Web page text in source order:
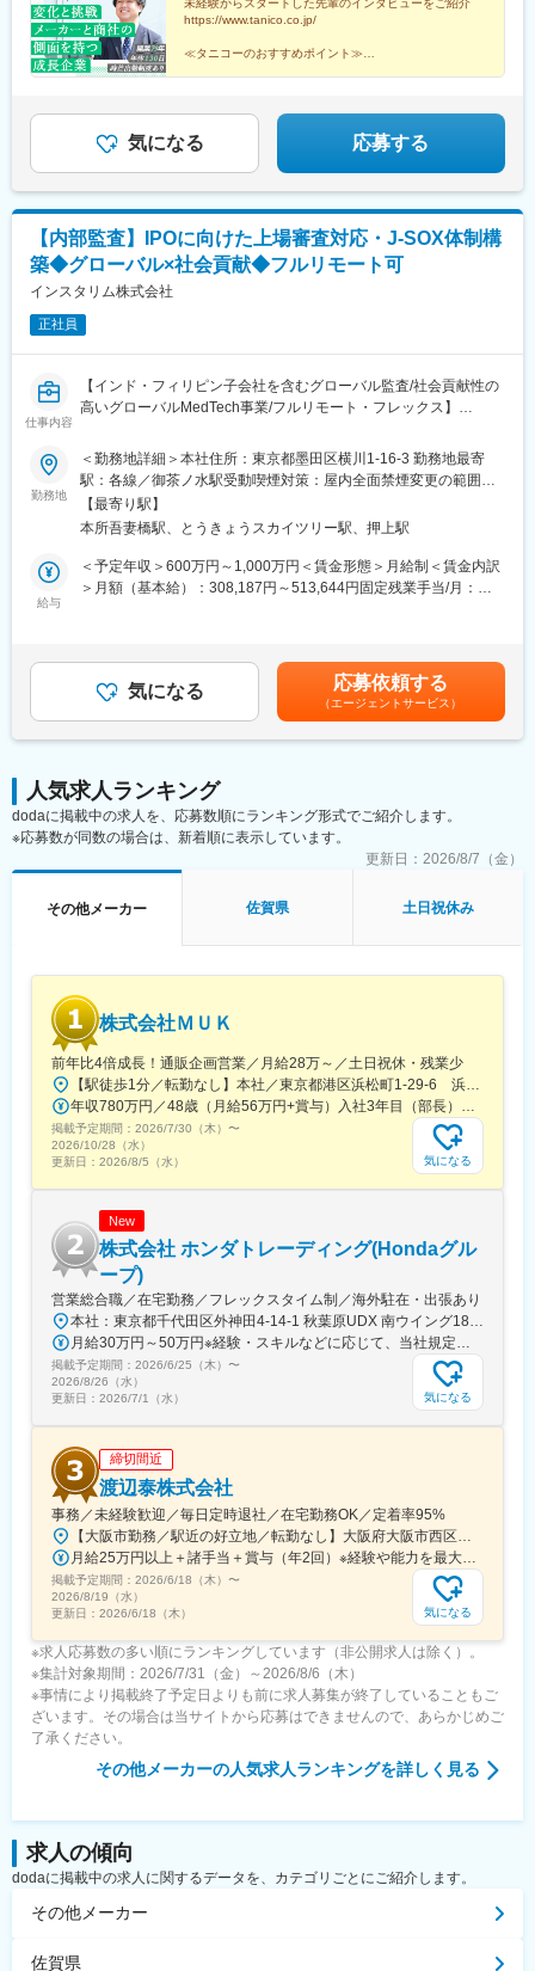
OK（条件有）※採用ホームページをリニューアルしました。会
社・仕事理解にお役立てください。https://www.tanico.co.jp/
部／38歳・月収29万2000円未経験からスタートした先輩のインタビューをご紹介
https://www.tanico.co.jp/
≪タニコーのおすすめポイント≫
気になる 応募する
【内部監査】IPOに向けた上場審査対応・J-SOX体制構
築◆グローバル×社会貢献◆フルリモート可
インスタリム株式会社
正社員
仕事内容
【インド・フィリピン子会社を含むグローバル監査/社会貢献性の
高いグローバルMedTech事業/フルリモート・フレックス】
■募集背景
同社は義足・義肢装具を開発・提供するグローバルMedTech企業
として、現在東証上場（IPO）に向けた準備を進めております。
上場審査対応およびJ-SOX体制の構築を目的として、今回初めて
内部監査室を設置いたします。これに伴い、内部監査体制の構築
から運用まで一貫して担っていただける人材を採用することにな
りました。
内部監査室の初期メンバーとして、J-SOX対応・内部監査・リス
ピン子会社を含むグローバル拠点が監査対象となります。
■業務内容
・内部監査：年間監査計画の策定および実施（対象：日本本社・
インド子会社・フィリピン子会社・その他EOR拠点を含む全グル
ープ）
・リスク管理：グループ全体のリスク管理状況の評価・モニタリ
・コンプライアンス・リスク管理委員会の事務局業務
・海外拠点への往査（年4回程度、各1週間。インド・フィリピン
を通じた不明瞭なプロセスの特定、リスク評価、および経営層へ
の報告・改善提言）
※レポートラインはCEOとなります。
■事業内容
世界には、義肢装具を購入できない人が9千万人も存在していま
す。同社はこの社会課題を「３Dプリンティング × AIテクノロジ
ー」という新技術で解決することを目指すスタートアップ企業
ます。現在、フィリピン・インドで活動中ですが、、アジア・ア
フリカの各国での事業も進行中です。
変更の範囲：会社の定める業務
勤務地
＜勤務地詳細＞本社住所：東京都墨田区横川1-16-3 勤務地最寄
駅：各線／御茶ノ水駅受動喫煙対策：屋内全面禁煙変更の範囲：
会社の定める事業所（リモートワーク含む）
【最寄り駅】
本所吾妻橋駅、とうきょうスカイツリー駅、押上駅
給与
＜予定年収＞600万円～1,000万円＜賃金形態＞月給制＜賃金内訳
＞月額（基本給）：308,187円～513,644円固定残業手当/月：
提示する等級によっては、役職手当を別途支給※月30時間を超え
る時間外労働分、休日および深夜労働分についての割増賃金は追
加で支給※昇給機会年1回、賞与年1回賃金はあくまでも目安の金
額であり、選考を通じて上下する可能性があります。月給(月額)は
気になる 応募依頼する
（エージェントサービス）
人気求人ランキング
dodaに掲載中の求人を、応募数順にランキング形式でご紹介します。
※応募数が同数の場合は、新着順に表示しています。
更新日： 2026/8/7（金）
その他メーカー 佐賀県 土日祝休み
株式会社ＭＵＫ
前年比4倍成長！通販企画営業／月給28万～／土日祝休・残業少
掲載予定期間： 2026/7/30（木） 〜
2026/10/28（水）
更新日： 2026/8/5（水） 気になる
New
株式会社 ホンダトレーディング(Hondaグル
ープ)
営業総合職／在宅勤務／フレックスタイム制／海外駐在・出張あり
掲載予定期間： 2026/6/25（木） 〜
2026/8/26（水）
更新日： 2026/7/1（水） 気になる
締切間近
渡辺泰株式会社
事務／未経験歓迎／毎日定時退社／在宅勤務OK／定着率95%
掲載予定期間： 2026/6/18（木） 〜
2026/8/19（水）
更新日： 2026/6/18（木） 気になる
※求人応募数の多い順にランキングしています（非公開求人は除く）。
※集計対象期間：2026/7/31（金）～2026/8/6（木）
※事情により掲載終了予定日よりも前に求人募集が終了していることもご
ざいます。その場合は当サイトから応募はできませんので、あらかじめご
了承ください。
その他メーカーの人気求人ランキングを詳しく見る
求人の傾向
dodaに掲載中の求人に関するデータを、カテゴリごとにご紹介します。
その他メーカー
佐賀県